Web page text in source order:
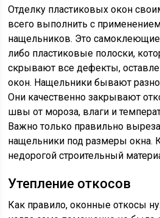
Отделку пластиковых окон
всего выполнить с
нащельников. Это
либо пластиковые полоски,
скрывают все дефекты,
окон. Нащельники бывают
Они качественно закрывают
швы от мороза, влаги и
Важно только правильно
нащельники под размеры окна.
недорогой строительный
Утепление откосов
Как правило, оконные откосы